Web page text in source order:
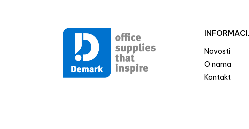
Novosti
O nama
Kontakt